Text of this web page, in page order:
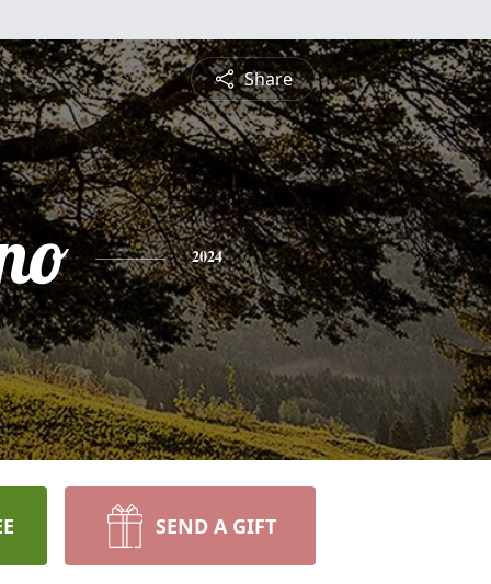
Share
2024
SEND A GIFT